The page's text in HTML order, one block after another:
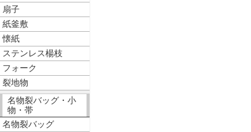
扇子
紙釜敷
懐紙
ステンレス楊枝
フォーク
裂地物
名物裂バッグ・小
物・帯
名物裂バッグ